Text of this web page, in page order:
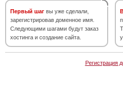
Первый шаг вы уже сделали,
зарегистрировав доменное имя.
Следующими шагами будут заказ
хостинга и создание сайта.
Регистрация